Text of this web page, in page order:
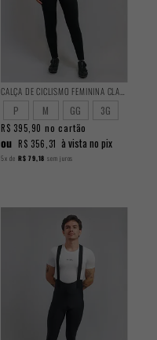
CALÇA DE CICLISMO FEMININA CLASSIC PELUCIADA
P M GG 3G
R$ 395,90 no cartão
ou R$ 356,31 à vista no pix
5x de R$ 79,18 sem juros